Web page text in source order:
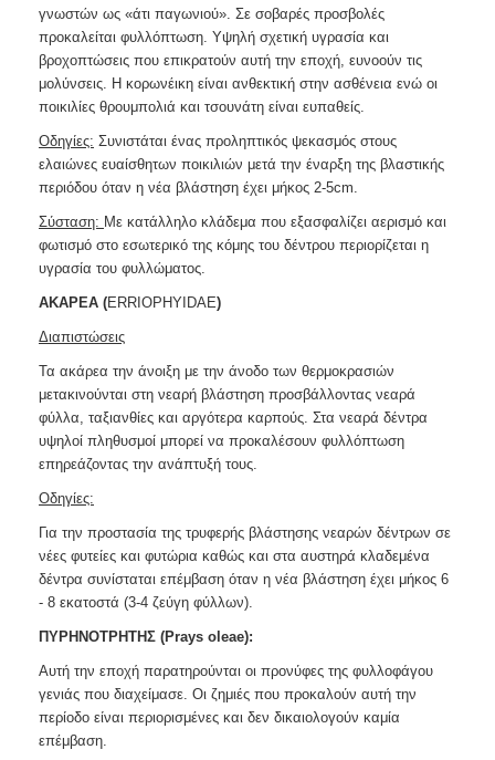
ΠΟΛΙΤΙΣΜΟΣ
ΑΝΘΕΚΤΙΚΗ
ΠΟΛΗ
γνωστών ως «άτι παγωνιού». Σε σοβαρές προσβολές
προκαλείται φυλλόπτωση. Υψηλή σχετική υγρασία και
βροχοπτώσεις που επικρατούν αυτή την εποχή, ευνοούν τις
μολύνσεις. Η κορωνέικη είναι ανθεκτική στην ασθένεια ενώ οι
ποικιλίες θρουμπολιά και τσουνάτη είναι ευπαθείς.
Οδηγίες: Συνιστάται ένας προληπτικός ψεκασμός στους
ελαιώνες ευαίσθητων ποικιλιών μετά την έναρξη της βλαστικής
περιόδου όταν η νέα βλάστηση έχει μήκος 2-5cm.
Σύσταση: Με κατάλληλο κλάδεμα που εξασφαλίζει αερισμό και
φωτισμό στο εσωτερικό της κόμης του δέντρου περιορίζεται η
υγρασία του φυλλώματος.
ΑΚΑΡΕΑ (ERRIOPHYIDAE)
Διαπιστώσεις
Τα ακάρεα την άνοιξη με την άνοδο των θερμοκρασιών
μετακινούνται στη νεαρή βλάστηση προσβάλλοντας νεαρά
φύλλα, ταξιανθίες και αργότερα καρπούς. Στα νεαρά δέντρα
υψηλοί πληθυσμοί μπορεί να προκαλέσουν φυλλόπτωση
επηρεάζοντας την ανάπτυξή τους.
Οδηγίες:
Για την προστασία της τρυφερής βλάστησης νεαρών δέντρων σε
νέες φυτείες και φυτώρια καθώς και στα αυστηρά κλαδεμένα
δέντρα συνίσταται επέμβαση όταν η νέα βλάστηση έχει μήκος 6
- 8 εκατοστά (3-4 ζεύγη φύλλων).
ΠΥΡΗΝΟΤΡΗΤΗΣ (Prays oleae):
Αυτή την εποχή παρατηρούνται οι προνύφες της φυλλοφάγου
γενιάς που διαχείμασε. Οι ζημιές που προκαλούν αυτή την
περίοδο είναι περιορισμένες και δεν δικαιολογούν καμία
επέμβαση.